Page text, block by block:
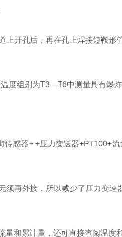
上开孔后，再在孔上焊接短鞍形
度组别为T3—T6中测量具有爆
传感器+ +压力变送器+PT100+流
须再外接，所以减少了压力变速
量和累计量，还可直接查阅温度